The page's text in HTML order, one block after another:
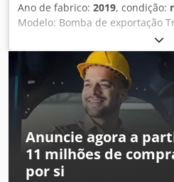
Ano de fabrico: 2019, condição:
Modelo: Bomba de exportação
Eqyex Ahqek Ano de fabrico:
de série: 638482-010.001
motor: ABB Dimensões CxLxA
Peso (kg) aprox.: 6120
(m3): 8590 l/min Pressão
Fabricado na: Alemanha
utilizada, disponível
Anuncie agora a
11 milhões de
por si